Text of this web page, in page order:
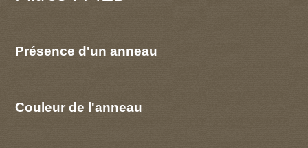
Présence d'un anneau
Couleur de l'anneau